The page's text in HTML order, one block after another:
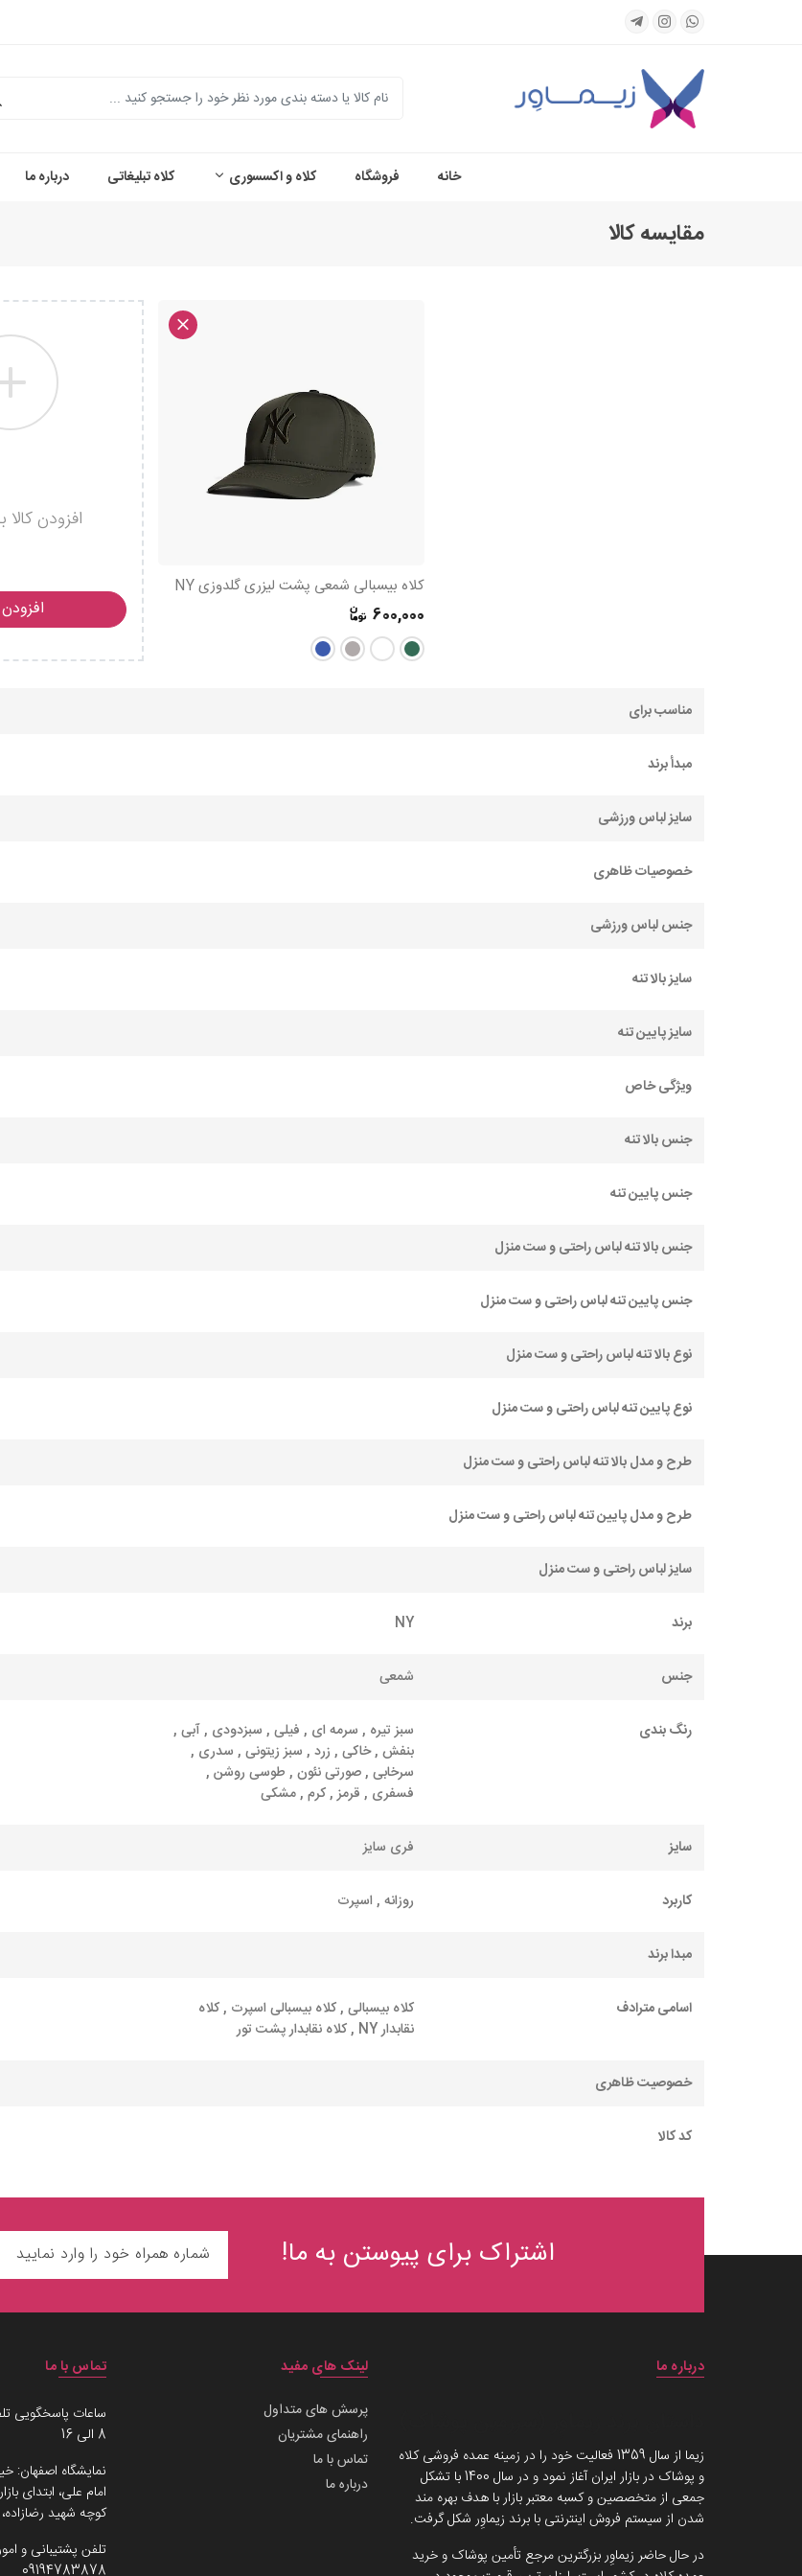
جستجو
خانه فروشگاه کلاه و اکسسوری کلاه تبلیغاتی درباره ما
مقایسه کالا
کلاه بیسبالی شمعی پشت لیزری گلدوزی NY
600,000
افزودن
افزودن
مناسب برای
مبدأ برند
سایز لباس ورزشی
خصوصیات ظاهری
جنس لباس ورزشی
سایز بالا تنه
سایز پایین تنه
ویژگی خاص
جنس بالا تنه
جنس پایین تنه
جنس بالا تنه لباس راحتی و ست منزل
جنس پایین تنه لباس راحتی و ست منزل
نوع بالا تنه لباس راحتی و ست منزل
نوع پایین تنه لباس راحتی و ست منزل
طرح و مدل بالا تنه لباس راحتی و ست منزل
طرح و مدل پایین تنه لباس راحتی و ست منزل
سایز لباس راحتی و ست منزل
برند NY
جنس شمعی
رنگ بندی
سبز تیره , سرمه ای , فیلی , سبزدودی , آبی ,
بنفش , خاکی , زرد , سبز زیتونی , سدری ,
سرخابی , صورتی نئون , طوسی روشن ,
فسفری , قرمز , کرم , مشکی
سایز فری سایز
کاربرد روزانه , اسپرت
مبدا برند
اسامی مترادف
کلاه بیسبالی , کلاه بیسبالی اسپرت , کلاه
نقابدار NY , کلاه نقابدار پشت تور
خصوصیت ظاهری
کد کالا
اشتراک برای پیوستن به ما!
درباره ما
زیما از سال 1359 فعالیت خود را در زمینه عمده فروشی کلاه
و پوشاک در بازار ایران آغاز نمود و در سال 1400 با تشکل
جمعی از متخصصین و کسبه معتبر بازار با هدف بهره مند
شدن از سیستم فروش اینترنتی با برند زیماوِر شکل گرفت.
در حال حاضر زیماوِر بزرگترین مرجع تأمین پوشاک و خرید
لینک های مفید
پرسش های متداول
راهنمای مشتریان
تماس با ما
درباره ما
تماس با ما
ساعات پاسخگویی
8 الی 16
نمایشگاه اصفهان:
امام علی، ابتدای
کوچه شهید
تلفن پشتیبانی و